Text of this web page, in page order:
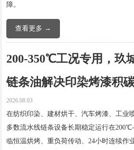
障。
查看更多 →
200-350℃工况专用，玖
链条油解决印染烤漆积
2026.08.03
在纺织印染、建材烘干、汽车烤漆、工业
多数流水线链条设备长期稳定运行在
临恒温烘烤、重负荷传动、24小时连续作